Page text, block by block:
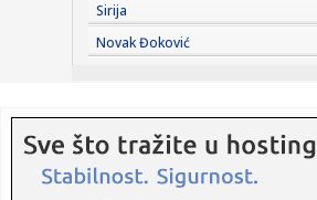
23:22:KAKVA PORUKA PRED
Rusiju posle ...
23:21: Krvoproliće u Gracu: Turčin izbo
dvojic...
Sirija
Novak Đoković